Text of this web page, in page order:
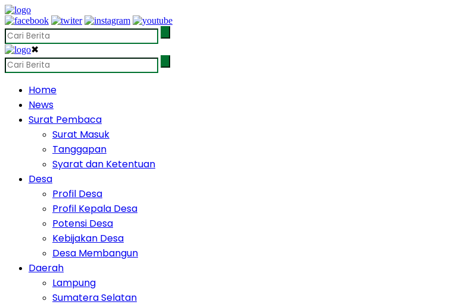
✖
Home
News
Surat Pembaca
Surat Masuk
Tanggapan
Syarat dan Ketentuan
Desa
Profil Desa
Profil Kepala Desa
Potensi Desa
Kebijakan Desa
Desa Membangun
Daerah
Lampung
Sumatera Selatan